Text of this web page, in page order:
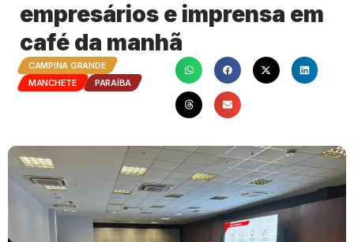
empresários e imprensa em
café da manhã
CAMPINA GRANDE
MANCHETE
PARAÍBA